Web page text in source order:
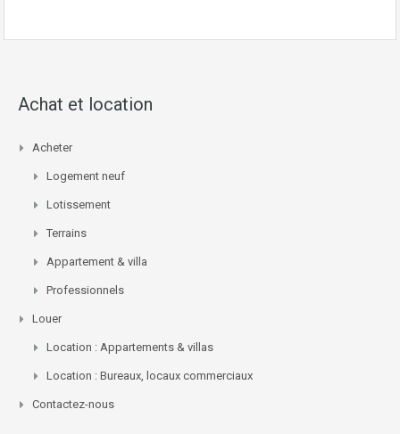
Achat et location
Acheter
Logement neuf
Lotissement
Terrains
Appartement & villa
Professionnels
Louer
Location : Appartements & villas
Location : Bureaux, locaux commerciaux
Contactez-nous